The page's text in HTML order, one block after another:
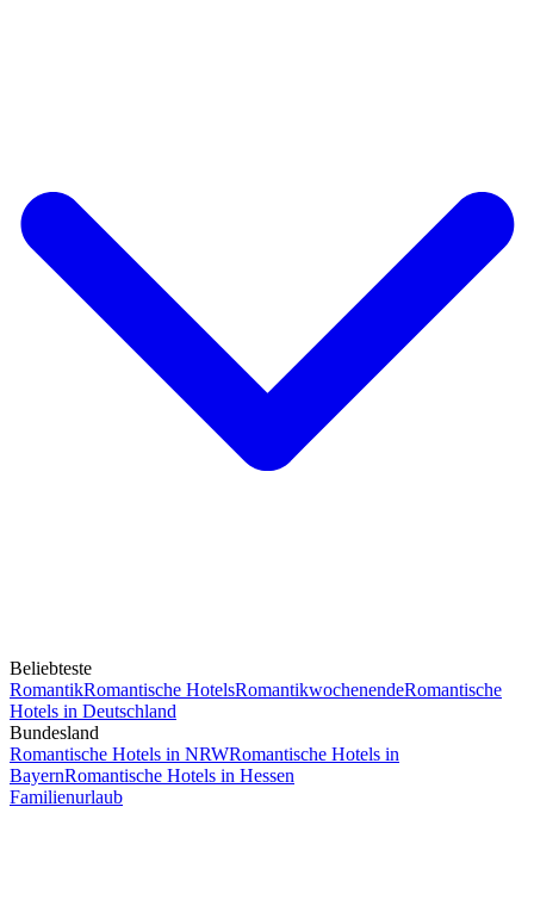
Beliebteste
RomantikRomantische HotelsRomantikwochenendeRomantische
Hotels in Deutschland
Bundesland
Romantische Hotels in NRWRomantische Hotels in
BayernRomantische Hotels in Hessen
Familienurlaub